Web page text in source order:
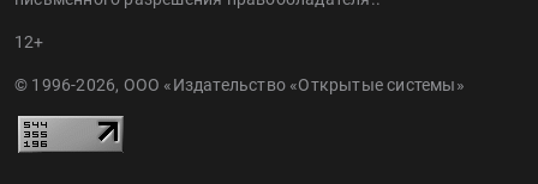
12+
© 1996-2026, ООО «Издательство «Открытые системы»